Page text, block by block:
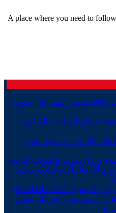
A place where you need to
المكسيك تدشن كأس العالم 2026 بانتصار مهم على جنوب
لتمثيل المنتخب الوطني
ريال مدريد ويتوج بلقب
وريال مدريد والقنوات الناقلة
الأبطال أمام أتلتيكو مدريد
بسبب أحداث الكلاسيكو
سان جيرمان يتفوق